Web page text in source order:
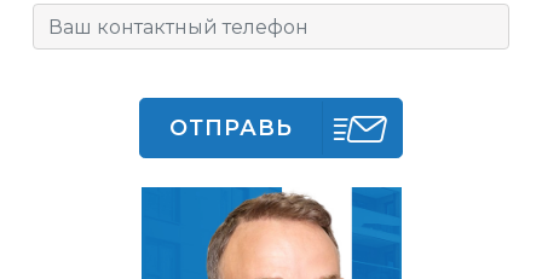
ОТПРАВЬ